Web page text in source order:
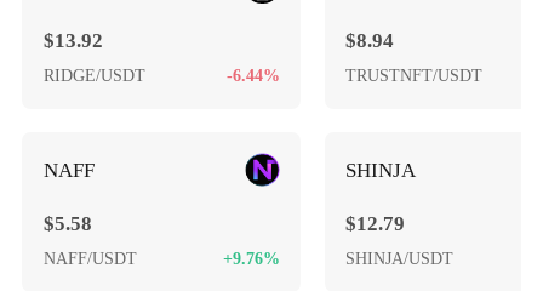
$13.92
RIDGE/USDT -6.44%
NAFF
$5.58
NAFF/USDT +9.76%
$8.94
TRUSTNFT/USDT
SHINJA
$12.79
SHINJA/USDT